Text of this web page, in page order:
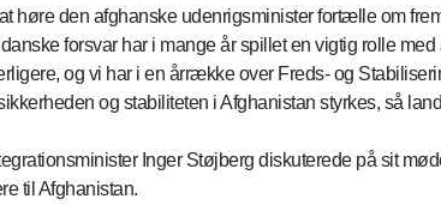
høre den afghanske udenrigsminister fortælle om
forsvar har i mange år spillet en vigtig rolle
og vi har i en årrække over Freds- og
og stabiliteten i Afghanistan styrkes, så
Inger Støjberg diskuterede på sit
til Afghanistan.